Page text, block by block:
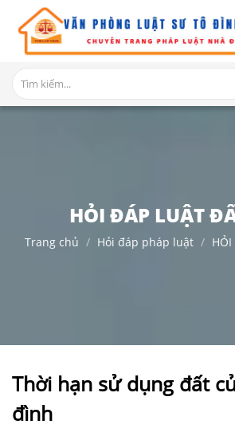
GIỚI
THIỆU
DỊCH
TỤC
ĐẤT
VĂN
HỎI ĐÁP LUẬT
Trang chủ Hỏi đáp pháp luật
Thời hạn sử dụng đất
đình